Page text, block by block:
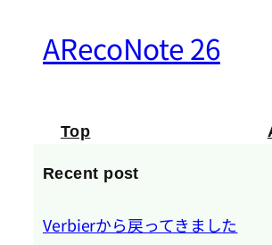
ARecoNote 26
Top
Recent post
Verbierから戻ってきました